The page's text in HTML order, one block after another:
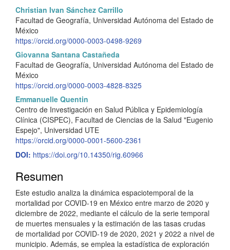
Barra
lateral
del
artículo
C
o
n
t
e
n
i
d
o
p
r
i
n
c
Christian Ivan Sánchez Carrillo
Facultad de Geografía, Universidad Autónoma del Estado de
México
https://orcid.org/0000-0003-0498-9269
Giovanna Santana Castañeda
Facultad de Geografía, Universidad Autónoma del Estado de
México
https://orcid.org/0000-0003-4828-8325
Emmanuelle Quentin
Centro de Investigación en Salud Pública y Epidemiología
Clínica (CISPEC), Facultad de Ciencias de la Salud "Eugenio
Espejo", Universidad UTE
https://orcid.org/0000-0001-5600-2361
DOI: https://doi.org/10.14350/rig.60966
Resumen
Este estudio analiza la dinámica espaciotemporal de la
mortalidad por COVID-19 en México entre marzo de 2020 y
diciembre de 2022, mediante el cálculo de la serie temporal
de muertes mensuales y la estimación de las tasas crudas
de mortalidad por COVID-19 de 2020, 2021 y 2022 a nivel de
municipio. Además, se emplea la estadística de exploración